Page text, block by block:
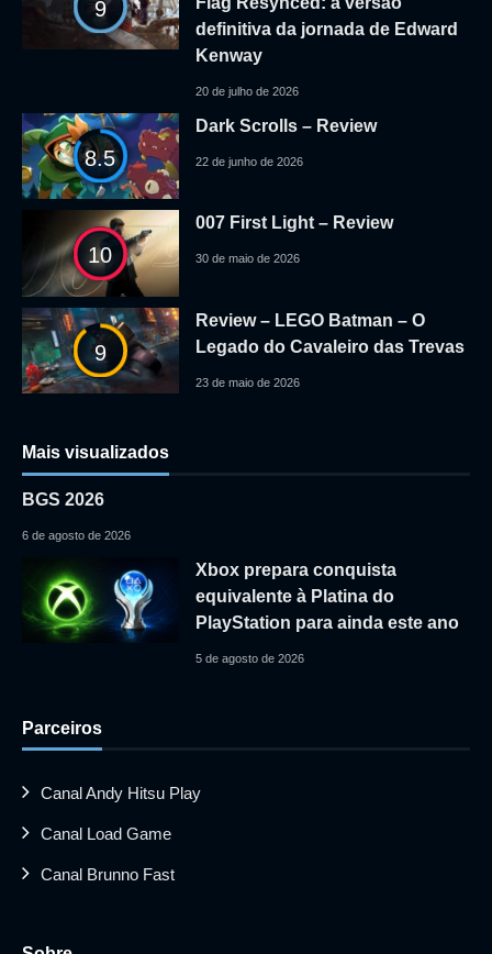
9
definitiva da jornada de Edward
Kenway
20 de julho de 2026
8.5
Dark Scrolls – Review
22 de junho de 2026
10
007 First Light – Review
30 de maio de 2026
9
Review – LEGO Batman – O
Legado do Cavaleiro das Trevas
23 de maio de 2026
Mais visualizados
BGS 2026
6 de agosto de 2026
Xbox prepara conquista
equivalente à Platina do
PlayStation para ainda este ano
5 de agosto de 2026
Parceiros
Canal Andy Hitsu Play
Canal Load Game
Canal Brunno Fast